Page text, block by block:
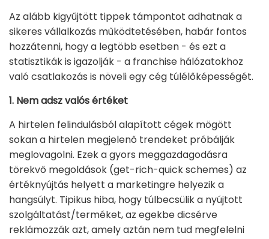
Az alább kigyűjtött tippek támpontot adhatnak a
sikeres vállalkozás működtetésében, habár fontos
hozzátenni, hogy a legtöbb esetben - és ezt a
statisztikák is igazolják - a franchise hálózatokhoz
való csatlakozás is növeli egy cég túlélőképességét.
1. Nem adsz valós értéket
A hirtelen felindulásból alapított cégek mögött
sokan a hirtelen megjelenő trendeket próbálják
meglovagolni. Ezek a gyors meggazdagodásra
törekvő megoldások (get-rich-quick schemes) az
értéknyújtás helyett a marketingre helyezik a
hangsúlyt. Tipikus hiba, hogy túlbecsülik a nyújtott
szolgáltatást/terméket, az egekbe dicsérve
reklámozzák azt, amely aztán nem tud megfelelni